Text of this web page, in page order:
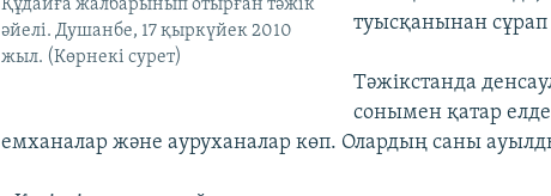
Құдайға жалбарынып отырған тәжік
әйелі. Душанбе, 17 қыркүйек 2010
жыл. (Көрнекі сурет)
туысқанынан сұрап
Тәжікстанда
сонымен қатар
емханалар және ауруханалар көп. Олардың саны